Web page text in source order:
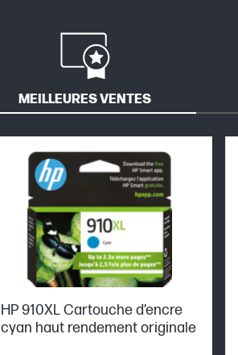
MEILLEURES VENTES
HP 910XL Cartouche d’encre
cyan haut rendement originale